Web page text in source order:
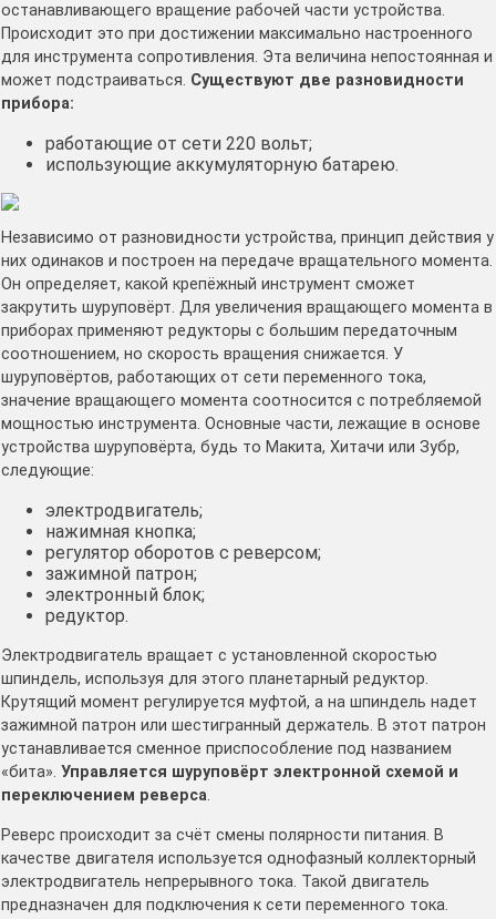
останавливающего вращение рабочей части устройства.
Происходит это при достижении максимально настроенного
для инструмента сопротивления. Эта величина непостоянная и
может подстраиваться. Существуют две разновидности
прибора:
работающие от сети 220 вольт;
использующие аккумуляторную батарею.
Независимо от разновидности устройства, принцип действия у
них одинаков и построен на передаче вращательного момента.
Он определяет, какой крепёжный инструмент сможет
закрутить шуруповёрт. Для увеличения вращающего момента в
приборах применяют редукторы с большим передаточным
соотношением, но скорость вращения снижается. У
шуруповёртов, работающих от сети переменного тока,
значение вращающего момента соотносится с потребляемой
мощностью инструмента. Основные части, лежащие в основе
устройства шуруповёрта, будь то Макита, Хитачи или Зубр,
следующие:
электродвигатель;
нажимная кнопка;
регулятор оборотов с реверсом;
зажимной патрон;
электронный блок;
редуктор.
Электродвигатель вращает с установленной скоростью
шпиндель, используя для этого планетарный редуктор.
Крутящий момент регулируется муфтой, а на шпиндель надет
зажимной патрон или шестигранный держатель. В этот патрон
устанавливается сменное приспособление под названием
«бита». Управляется шуруповёрт электронной схемой и
переключением реверса.
Реверс происходит за счёт смены полярности питания. В
качестве двигателя используется однофазный коллекторный
электродвигатель непрерывного тока. Такой двигатель
предназначен для подключения к сети переменного тока.